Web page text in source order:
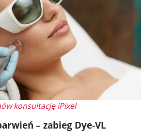
konsultację iPixel
– zabieg Dye-VL